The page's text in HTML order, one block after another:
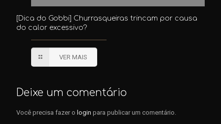
[Dica do Gobbi] Churrasqueiras trincam por causa
do calor excessivo?
VER MAIS
Deixe um comentário
Você precisa fazer o login para publicar um comentário.